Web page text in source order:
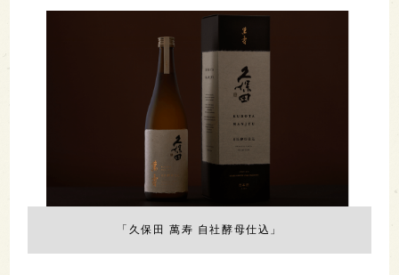
「久保田 萬寿 自社酵母仕込」